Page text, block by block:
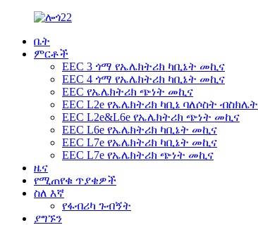
ቤት
ምርቶች
EEC 3 ጎማ የኤሌክትሪክ ካቢኔት መኪና
EEC 4 ጎማ የኤሌክትሪክ ካቢኔት መኪና
EEC የኤሌክትሪክ ጭነት መኪና
EEC L2e የኤሌክትሪክ ካቢኔ ባለሶስት ብስክሌት
EEC L2e&L6e የኤሌክትሪክ ጭነት መኪና
EEC L6e የኤሌክትሪክ ካቢኔት መኪና
EEC L7e የኤሌክትሪክ ካቢኔት መኪና
EEC L7e የኤሌክትሪክ ጭነት መኪና
ዜና
የሚጠየቁ ጥያቄዎች
ስለ እኛ
የፋብሪካ ጉብኝት
ያግኙን